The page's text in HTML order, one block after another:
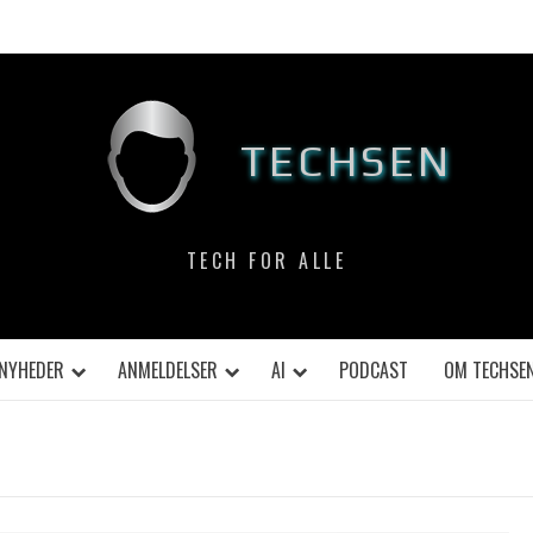
TECHSEN
TECH FOR ALLE
NYHEDER ANMELDELSER AI PODCAST OM